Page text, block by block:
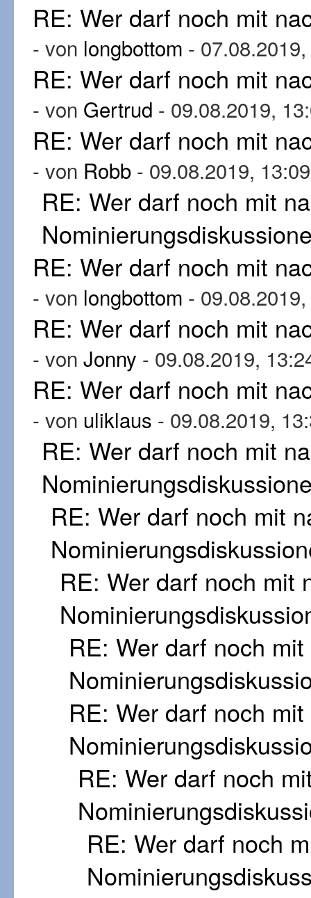
RE: Wer darf noch mit
- von longbottom -
RE: Wer darf noch mit
- von Gertrud - 09.08.2019,
RE: Wer darf noch mit
- von Robb - 09.08.2019, 13:09
RE: Wer darf noch mit
RE: Wer darf noch mit
- von longbottom -
RE: Wer darf noch mit
- von Jonny - 09.08.2019,
RE: Wer darf noch mit
- von uliklaus - 09.08.2019,
RE: Wer darf noch mit
RE: Wer darf noch mit
RE: Wer darf noch mit
RE: Wer darf noch
RE: Wer darf noch
RE: Wer darf noch
RE: Wer darf noch